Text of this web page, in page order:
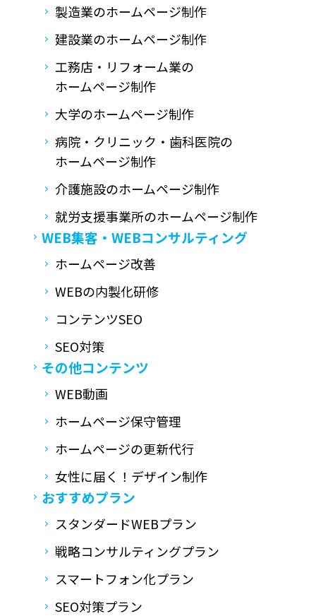
製造業のホームページ制作
建設業のホームページ制作
工務店・リフォーム業の
ホームページ制作
大学のホームページ制作
病院・クリニック・歯科医院の
ホームページ制作
介護施設のホームページ制作
就労支援事業所のホームページ制作
WEB集客・ WEBコンサルティング
ホームページ改善
WEBの内製化研修
コンテンツSEO
SEO対策
その他コンテンツ
WEB動画
ホームページ保守管理
ホームページの更新代行
女性に届く！デザイン制作
おすすめプラン
スタンダードWEBプラン
戦略コンサルティングプラン
スマートフォン化プラン
SEO対策プラン